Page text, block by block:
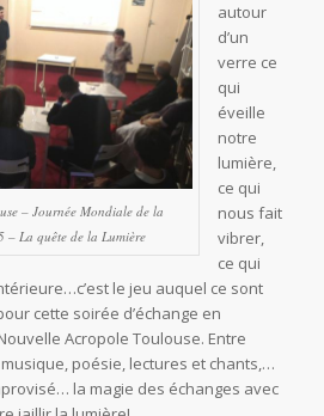
– Journée Mondiale de la
– La quête de la Lumière
autour
d’un
verre ce
qui
éveille
notre
lumière,
ce qui
nous fait
vibrer,
ce qui
le jeu auquel ce sont
cette soirée d’échange en
Acropole Toulouse. Entre
poésie, lectures et chants,…
la magie des échanges avec